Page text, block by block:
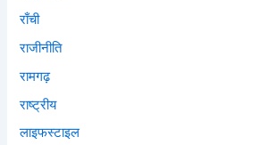
राँची
राजीनीति
रामगढ़
राष्ट्रीय
लाइफस्टाइल